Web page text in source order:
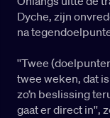
Dyche, zijn
na
''Twee
twee weken, dat
zo’n beslissing
gaat er direct in'',